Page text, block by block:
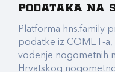
podataka na
Platforma hns.family
podatke iz COMET-
vođenje nogometnih
Hrvatskog